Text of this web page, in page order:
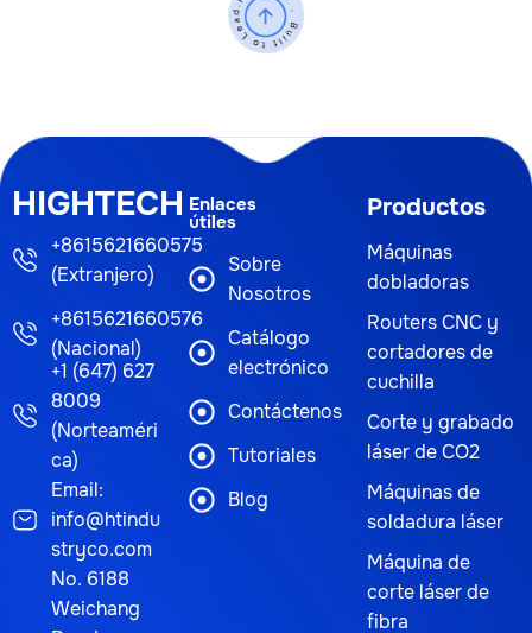
HIGHTECH
+8615621660575
(Extranjero)
+8615621660576
(Nacional)
+1 (647) 627
8009
(Norteaméri
ca)
Email:
info@htindu
stryco.com
No. 6188
Weichang
Enlaces
útiles
Sobre
Nosotros
Catálogo
electrónico
Contáctenos
Tutoriales
Blog
Productos
Máquinas
dobladoras
Routers CNC y
cortadores de
cuchilla
Corte y grabado
láser de CO2
Máquinas de
soldadura láser
Máquina de
corte láser de
fibra